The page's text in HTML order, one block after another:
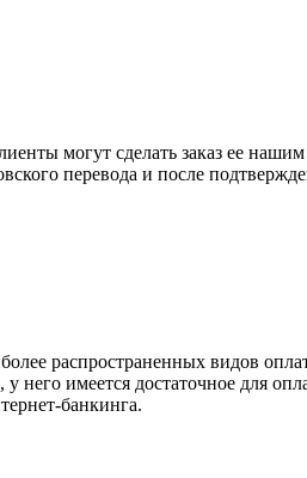
могут сделать заказ ее
перевода и после
распространенных видов
него имеется достаточное для
банкинга.